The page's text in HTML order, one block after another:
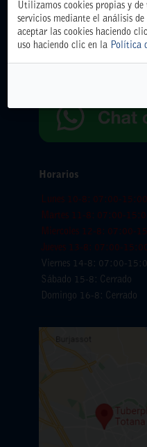
ALMACÉN CENTRAL
Polígono Industrial El
Ribarroja del Turia
Horarios
Lunes 10-8: 07:00-15:00
Martes 11-8: 07:00-
Miercoles 12-8: 07:00-
Jueves 13-8: 07:00-
Viernes 14-8: 07:00-
Sábado 15-8: Cerrado
Domingo 16-8: Cerrado
Utilizamos cookies propias y
servicios mediante el análisis
aceptar las cookies haciendo
uso haciendo clic en la Política